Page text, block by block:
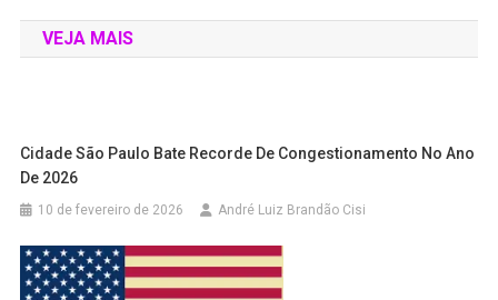
VEJA MAIS
Cidade São Paulo Bate Recorde De Congestionamento No Ano
De 2026
10 de fevereiro de 2026 André Luiz Brandão Cisi